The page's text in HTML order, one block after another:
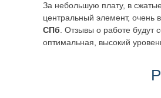
За небольшую плату, в
центральный элемент, очень
СПб . Отзывы о работе
оптимальная, высокий